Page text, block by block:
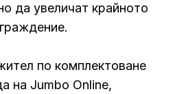
да увеличат крайното
по комплектоване
на Jumbo Online,